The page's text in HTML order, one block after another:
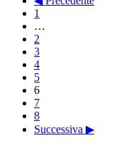
1
…
2
3
4
5
6
7
8
Successiva ▶